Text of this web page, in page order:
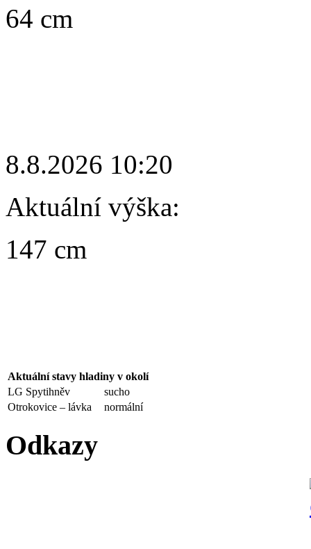
64 cm
8.8.2026 10:20
Aktuální výška:
147 cm
Aktuální stavy hladiny v okolí
LG Spytihněv
sucho
Otrokovice – lávka
normální
Odkazy